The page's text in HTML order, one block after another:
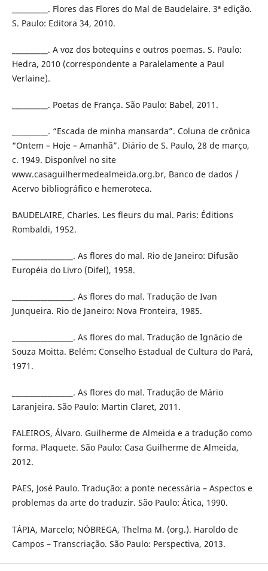
__________. Flores das Flores do Mal de Baudelaire. 3ª edição.
S. Paulo: Editora 34, 2010.
__________. A voz dos botequins e outros poemas. S. Paulo:
Hedra, 2010 (correspondente a Paralelamente a Paul
Verlaine).
__________. Poetas de França. São Paulo: Babel, 2011.
__________. “Escada de minha mansarda”. Coluna de crônica
“Ontem – Hoje – Amanhã”. Diário de S. Paulo, 28 de março,
c. 1949. Disponível no site
www.casaguilhermedealmeida.org.br, Banco de dados /
Acervo bibliográfico e hemeroteca.
BAUDELAIRE, Charles. Les fleurs du mal. Paris: Éditions
Rombaldi, 1952.
_________________. As flores do mal. Rio de Janeiro: Difusão
Européia do Livro (Difel), 1958.
_________________. As flores do mal. Tradução de Ivan
Junqueira. Rio de Janeiro: Nova Fronteira, 1985.
_________________. As flores do mal. Tradução de Ignácio de
Souza Moitta. Belém: Conselho Estadual de Cultura do Pará,
1971.
_________________. As flores do mal. Tradução de Mário
Laranjeira. São Paulo: Martin Claret, 2011.
FALEIROS, Álvaro. Guilherme de Almeida e a tradução como
forma. Plaquete. São Paulo: Casa Guilherme de Almeida,
2012.
PAES, José Paulo. Tradução: a ponte necessária – Aspectos e
problemas da arte do traduzir. São Paulo: Ática, 1990.
TÁPIA, Marcelo; NÓBREGA, Thelma M. (org.). Haroldo de
Campos – Transcriação. São Paulo: Perspectiva, 2013.